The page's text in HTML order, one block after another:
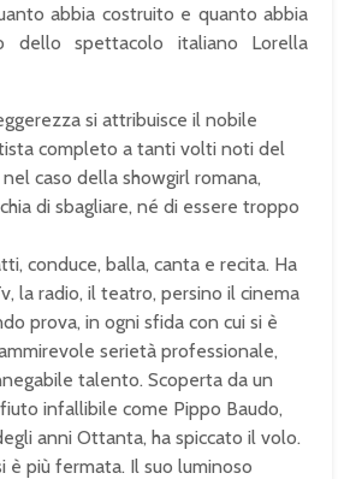
abbia costruito e quanto abbia
dello spettacolo italiano Lorella
si attribuisce il nobile
completo a tanti volti noti del
caso della showgirl romana,
di sbagliare, né di essere troppo
conduce, balla, canta e recita. Ha
la radio, il teatro, persino il cinema
prova, in ogni sfida con cui si è
serietà professionale,
talento. Scoperta da un
infallibile come Pippo Baudo,
anni Ottanta, ha spiccato il volo.
è più fermata. Il suo luminoso